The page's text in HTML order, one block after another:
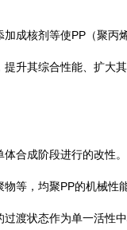
加成核剂等使PP （聚丙
升其综合性能、扩大其
合成阶段进行的改性
物等，均聚PP的机械性
渡状态作为单一活性